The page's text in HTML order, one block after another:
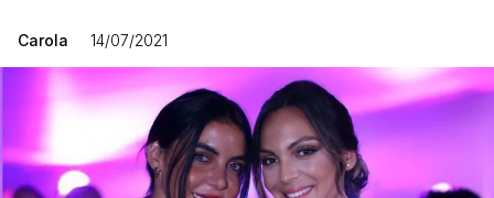
Carola 14/07/2021